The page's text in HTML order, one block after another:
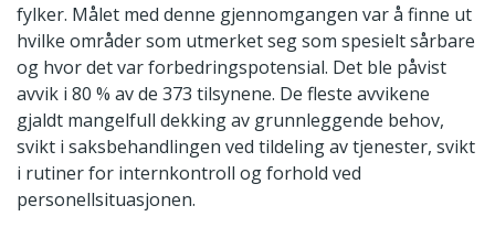
fylker. Målet med denne gjennomgangen var å finne ut
hvilke områder som utmerket seg som spesielt sårbare
og hvor det var forbedringspotensial. Det ble påvist
avvik i 80 % av de 373 tilsynene. De fleste avvikene
gjaldt mangelfull dekking av grunnleggende behov,
svikt i saksbehandlingen ved tildeling av tjenester, svikt
i rutiner for internkontroll og forhold ved
personellsituasjonen.